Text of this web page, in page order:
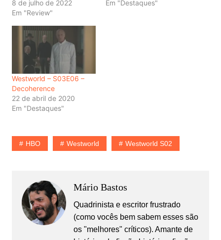
8 de julho de 2022
Em "Review"
Em "Destaques"
Westworld – S03E06 –
Decoherence
22 de abril de 2020
Em "Destaques"
HBO Westworld Westworld S02
Mário Bastos
Quadrinista e escritor frustrado
(como vocês bem sabem esses são
os "melhores" críticos). Amante de